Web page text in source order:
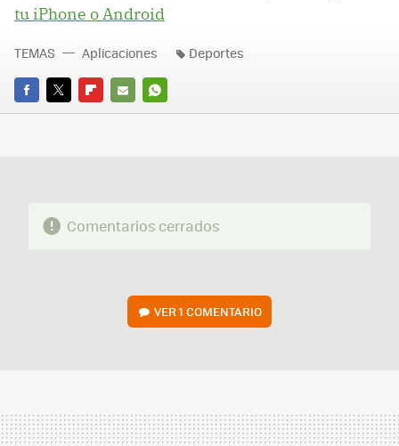
tu iPhone o Android
FACEBOOK
TWITTERFLIPBOARD
E-
WHATSAPP
TEMAS Aplicaciones Deportes
Comentarios cerrados
VER1 COMENTARIO